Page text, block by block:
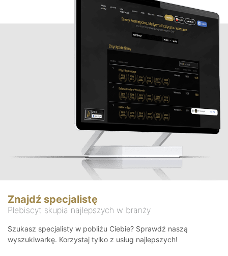
Znajdź specjalistę
Plebiscyt skupia najlepszych w branży
Szukasz specjalisty w pobliżu Ciebie? Sprawdź naszą
wyszukiwarkę. Korzystaj tylko z usług najlepszych!